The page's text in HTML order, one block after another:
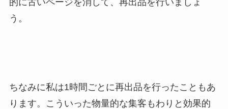
う。
ちなみに私は1時間ごとに再出品を行ったこともあ
ります。こういった物量的な集客もわりと効果的